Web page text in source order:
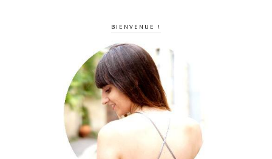
BIENVENUE !